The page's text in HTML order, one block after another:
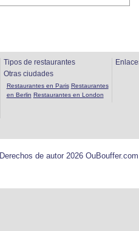
Tipos de restaurantes
Otras ciudades
Restaurantes en Paris Restaurantes
en Berlin Restaurantes en London
Derechos de autor 2026